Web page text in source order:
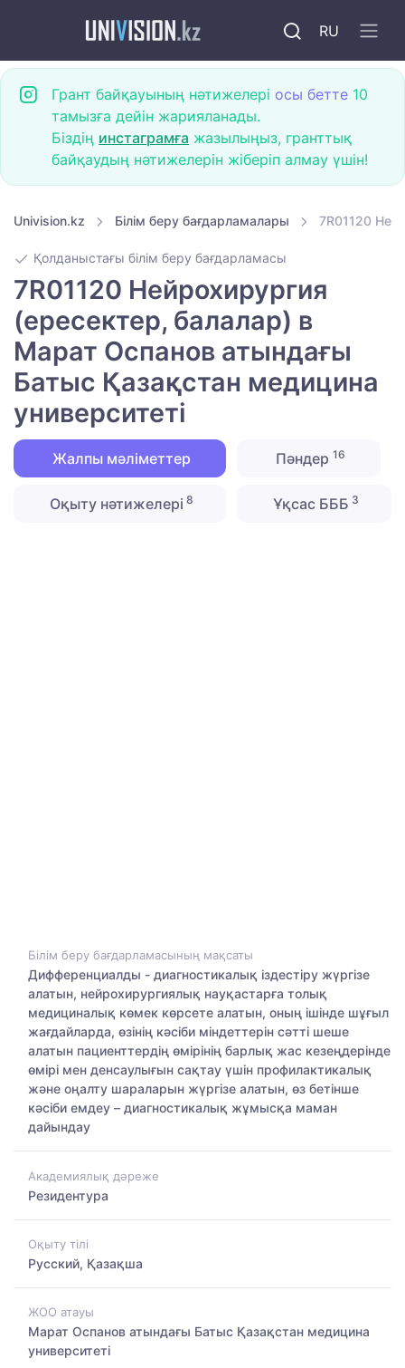
RU
Грант байқауының нәтижелері осы бетте 10
тамызға дейін жарияланады.
Біздің инстаграмға жазылыңыз, гранттық
байқаудың нәтижелерін жіберіп алмау үшін!
Univision.kz Білім беру бағдарламалары 7R01120
Қолданыстағы білім беру бағдарламасы
7R01120 Нейрохирургия
(ересектер, балалар) в
Марат Оспанов атындағы
Батыс Қазақстан медицина
университеті
Жалпы мәліметтер Пәндер 16
Оқыту нәтижелері 8 Ұқсас БББ 3
Білім беру бағдарламасының мақсаты
Дифференциалды - диагностикалық іздестіру жүргізе
алатын, нейрохирургиялық науқастарға толық
медициналық көмек көрсете алатын, оның ішінде шұғыл
жағдайларда, өзінің кәсіби міндеттерін сәтті шеше
алатын пациенттердің өмірінің барлық жас кезеңдерінде
өмірі мен денсаулығын сақтау үшін профилактикалық
және оңалту шараларын жүргізе алатын, өз бетінше
кәсіби емдеу – диагностикалық жұмысқа маман
дайындау
Академиялық дәреже
Резидентура
Оқыту тілі
Русский, Қазақша
ЖОО атауы
Марат Оспанов атындағы Батыс Қазақстан медицина
университеті